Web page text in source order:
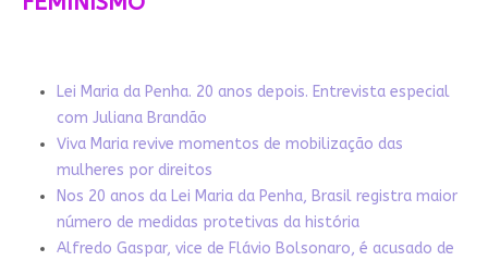
Lei Maria da Penha. 20 anos depois. Entrevista especial
com Juliana Brandão
Viva Maria revive momentos de mobilização das
mulheres por direitos
Nos 20 anos da Lei Maria da Penha, Brasil registra maior
número de medidas protetivas da história
Alfredo Gaspar, vice de Flávio Bolsonaro, é acusado de